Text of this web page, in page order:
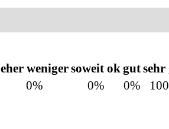
eher wenigersoweit okgutsehr
0% 0% 0%